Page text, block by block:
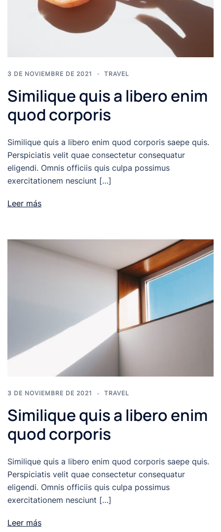
3 DE NOVIEMBRE DE 2021 TRAVEL
Similique quis a libero enim
quod corporis
Similique quis a libero enim quod corporis saepe quis.
Perspiciatis velit quae consectetur consequatur
eligendi. Omnis officiis quis culpa possimus
exercitationem nesciunt […]
Leer más
3 DE NOVIEMBRE DE 2021 TRAVEL
Similique quis a libero enim
quod corporis
Similique quis a libero enim quod corporis saepe quis.
Perspiciatis velit quae consectetur consequatur
eligendi. Omnis officiis quis culpa possimus
exercitationem nesciunt […]
Leer más